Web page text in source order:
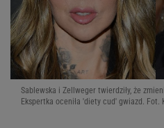
Sablewska i Zellweger twierdziły, że
Ekspertka oceniła 'diety cud' gwiazd. Fot.